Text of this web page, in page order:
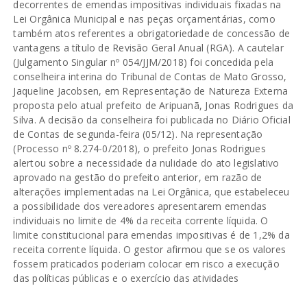
decorrentes de emendas impositivas individuais fixadas na
Lei Orgânica Municipal e nas peças orçamentárias, como
também atos referentes a obrigatoriedade de concessão de
vantagens a título de Revisão Geral Anual (RGA). A cautelar
(Julgamento Singular nº 054/JJM/2018) foi concedida pela
conselheira interina do Tribunal de Contas de Mato Grosso,
Jaqueline Jacobsen, em Representação de Natureza Externa
proposta pelo atual prefeito de Aripuanã, Jonas Rodrigues da
Silva. A decisão da conselheira foi publicada no Diário Oficial
de Contas de segunda-feira (05/12). Na representação
(Processo nº 8.274-0/2018), o prefeito Jonas Rodrigues
alertou sobre a necessidade da nulidade do ato legislativo
aprovado na gestão do prefeito anterior, em razão de
alterações implementadas na Lei Orgânica, que estabeleceu
a possibilidade dos vereadores apresentarem emendas
individuais no limite de 4% da receita corrente líquida. O
limite constitucional para emendas impositivas é de 1,2% da
receita corrente líquida. O gestor afirmou que se os valores
fossem praticados poderiam colocar em risco a execução
das políticas públicas e o exercício das atividades